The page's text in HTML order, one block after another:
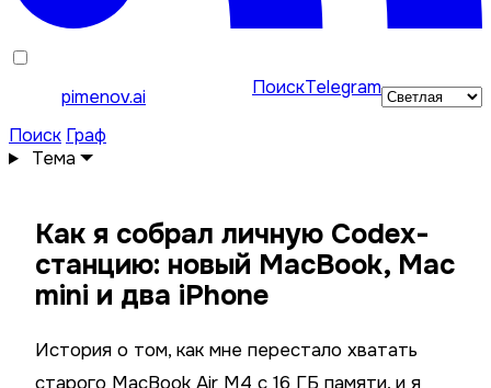
pimenov.ai ПоискTelegram
Поиск Граф
Тема
Как я собрал личную Codex-
станцию: новый MacBook, Mac
mini и два iPhone
История о том, как мне перестало хватать